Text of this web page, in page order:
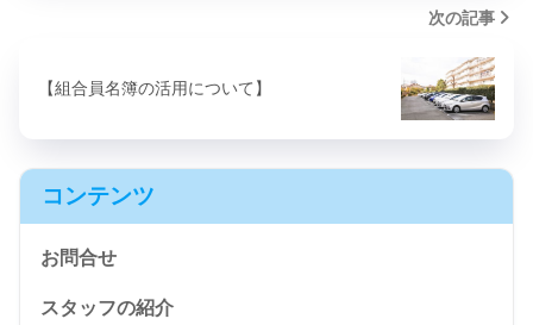
次の記事
【組合員名簿の活用について】
コンテンツ
お問合せ
スタッフの紹介